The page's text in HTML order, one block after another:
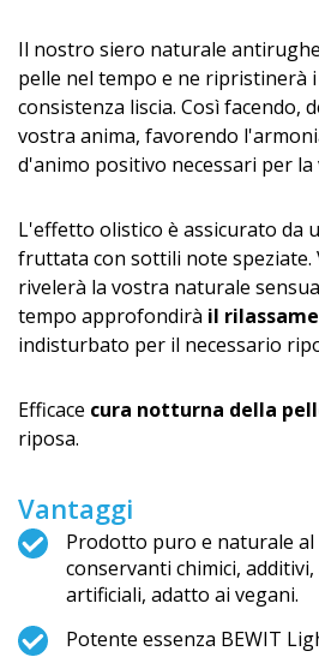
Il nostro siero naturale
pelle nel tempo e ne ripristinerà
consistenza liscia. Così facendo,
vostra anima, favorendo
d'animo positivo necessari per la
L'effetto olistico è assicurato da
fruttata con sottili note speziate.
rivelerà la vostra naturale
tempo approfondirà il
indisturbato per il necessario
Efficace cura notturna della
riposa.
Vantaggi
Prodotto puro e naturale al
conservanti chimici,
artificiali, adatto ai vegani.
Potente essenza BEWIT